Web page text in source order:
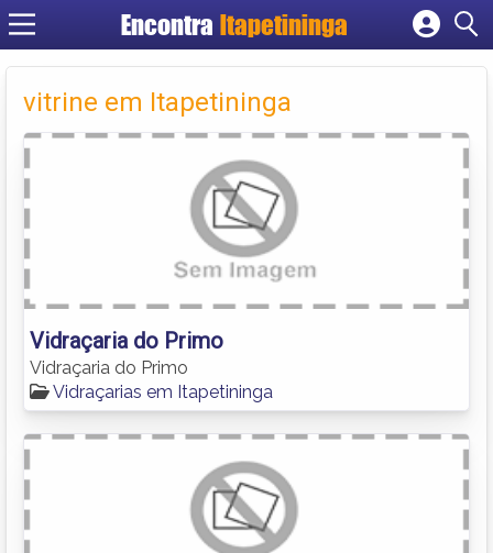
Encontra Itapetininga
Cadastrar empresa
Criar conta
vitrine em Itapetininga
Vidraçaria do Primo
Vidraçaria do Primo
Vidraçarias em Itapetininga